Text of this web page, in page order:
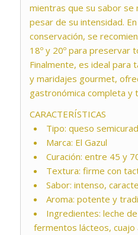
mientras que su sabor se
pesar de su intensidad.
conservación, se
18º y 20º para preservar
Finalmente, es ideal para
y maridajes gourmet,
gastronómica completa y
CARACTERÍSTICAS
Tipo: queso
Marca: El Gazul
Curación: entre 45 y
Textura: firme con
Sabor: intenso,
Aroma: potente y
Ingredientes: leche
fermentos lácteos, cuajo